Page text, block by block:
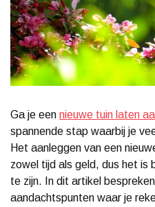
Ga je een nieuwe tuin laten
spannende stap waarbij je
Het aanleggen van een
zowel tijd als geld, dus het is
te zijn. In dit artikel
aandachtspunten waar je